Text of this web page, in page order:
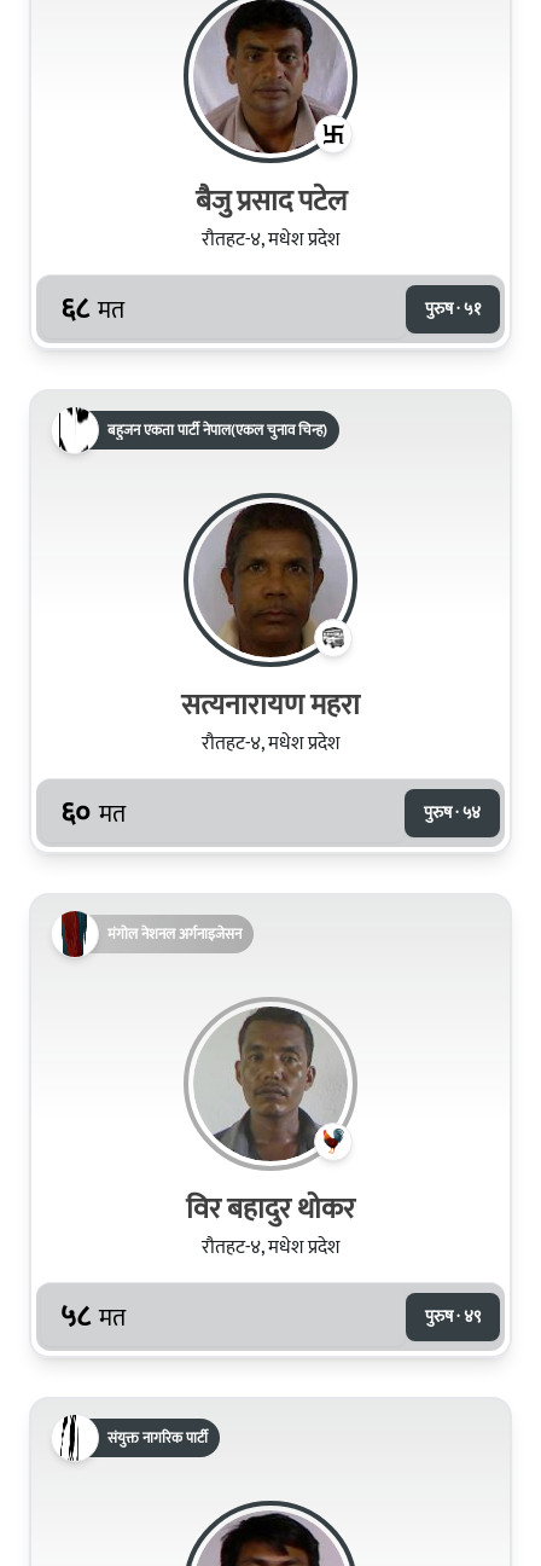
बैजु प्रसाद पटेल
रौतहट-४, मधेश प्रदेश
६८ मत पुरुष · ५१
बहुजन एकता पार्टी नेपाल(एकल चुनाव चिन्ह)
सत्यनारायण महरा
रौतहट-४, मधेश प्रदेश
६० मत पुरुष · ५४
मंगोल नेशनल अर्गनाइजेसन
विर बहादुर थोकर
रौतहट-४, मधेश प्रदेश
५८ मत पुरुष · ४९
संयुक्त नागरिक पार्टी